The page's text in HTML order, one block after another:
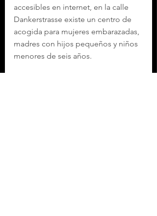
accesibles en internet, en la calle
Dankerstrasse existe un centro de
acogida para mujeres embarazadas,
madres con hijos pequeños y niños
menores de seis años.